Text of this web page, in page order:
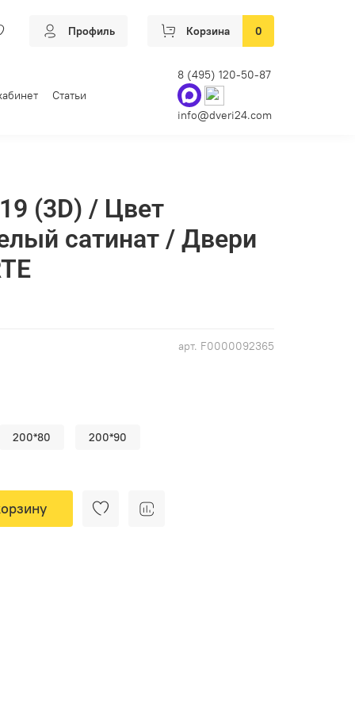
Профиль Корзина 0
Статьи
8 (495) 120-50-87
info@dveri24.com
арт. F0000092365
(3D) / Цвет
сатинат / Двери
200*80 200*90